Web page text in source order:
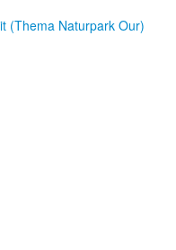
(Thema Naturpark Our)